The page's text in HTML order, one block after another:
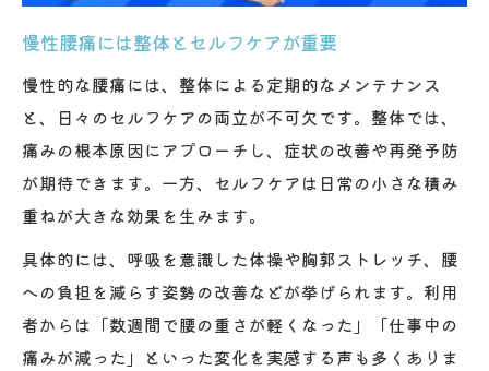
慢性腰痛には整体とセルフケアが重要
慢性的な腰痛には、整体による定期的なメンテナンス
と、日々のセルフケアの両立が不可欠です。整体では、
痛みの根本原因にアプローチし、症状の改善や再発予防
が期待できます。一方、セルフケアは日常の小さな積み
重ねが大きな効果を生みます。
具体的には、呼吸を意識した体操や胸郭ストレッチ、腰
への負担を減らす姿勢の改善などが挙げられます。利用
者からは「数週間で腰の重さが軽くなった」「仕事中の
痛みが減った」といった変化を実感する声も多くありま